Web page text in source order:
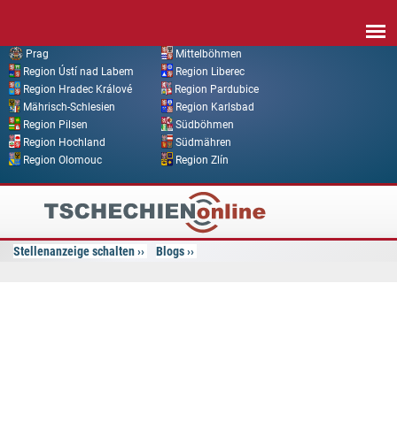
Prag
Mittelböhmen
Region Ústí nad Labem
Region Liberec
Region Hradec Králové
Region Pardubice
Mährisch-Schlesien
Region Karlsbad
Region Pilsen
Südböhmen
Region Hochland
Südmähren
Region Olomouc
Region Zlín
Tschechien
Online
Stellenanzeige schalten Blogs